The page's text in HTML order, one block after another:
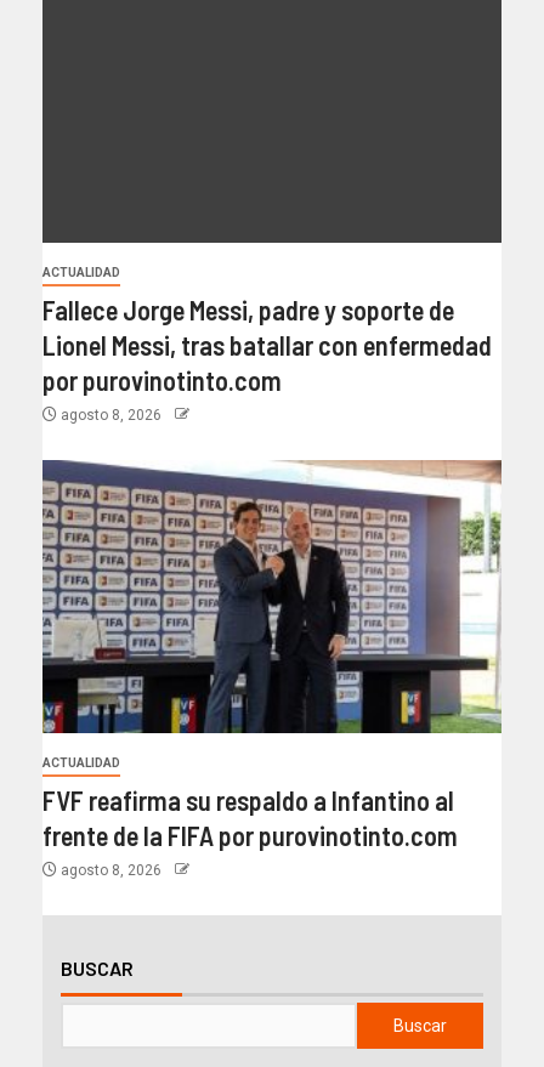
ACTUALIDAD
Fallece Jorge Messi, padre y soporte de
Lionel Messi, tras batallar con enfermedad
por purovinotinto.com
agosto 8, 2026
ACTUALIDAD
FVF reafirma su respaldo a Infantino al
frente de la FIFA por purovinotinto.com
agosto 8, 2026
BUSCAR
Buscar